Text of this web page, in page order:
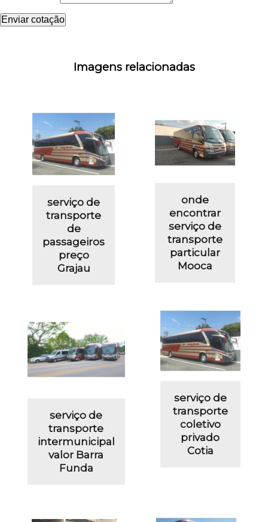
Enviar cotação
Imagens relacionadas
serviço de
transporte
de
passageiros
preço
Grajau
onde
encontrar
serviço de
transporte
particular
Mooca
serviço de
transporte
intermunicipal
valor Barra
Funda
serviço de
transporte
coletivo
privado
Cotia